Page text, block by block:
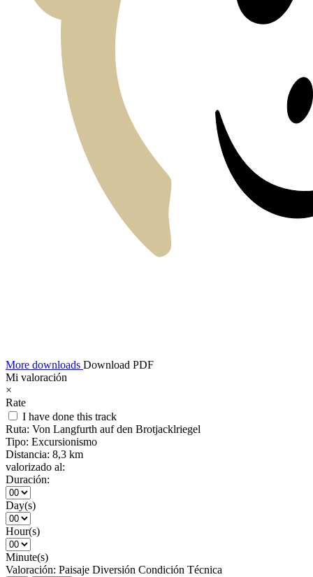
More downloads Download PDF
Mi valoración
×
Rate
I have done this track
Ruta: Von Langfurth auf den Brotjacklriegel
Tipo: Excursionismo
Distancia: 8,3 km
valorizado al:
Duración:
Day(s)
Hour(s)
Minute(s)
Valoración: Paisaje Diversión Condición Técnica